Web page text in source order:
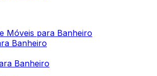
Móveis para Banheiro
Banheiro
Banheiro